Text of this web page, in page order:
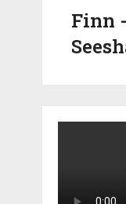
Finn